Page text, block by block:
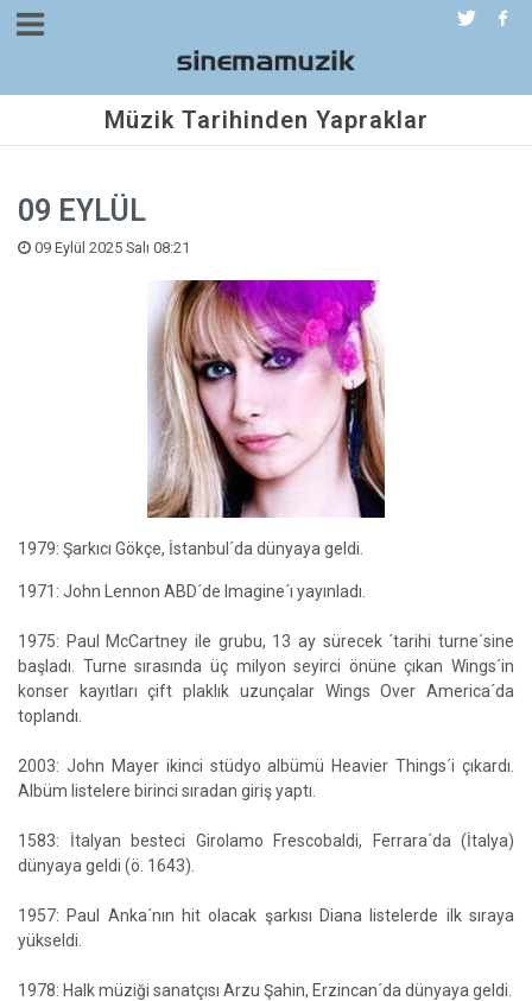
Müzik Tarihinden Yapraklar
09 EYLÜL
09 Eylül 2025 Salı 08:21
1979: Şarkıcı Gökçe, İstanbul´da dünyaya geldi.
1971: John Lennon ABD´de Imagine´ı yayınladı.
1975: Paul McCartney ile grubu, 13 ay sürecek ´tarihi turne´sine
başladı. Turne sırasında üç milyon seyirci önüne çıkan Wings´in
konser kayıtları çift plaklık uzunçalar Wings Over America´da
toplandı.
2003: John Mayer ikinci stüdyo albümü Heavier Things´i çıkardı.
Albüm listelere birinci sıradan giriş yaptı.
1583: İtalyan besteci Girolamo Frescobaldi, Ferrara´da (İtalya)
dünyaya geldi (ö. 1643).
1957: Paul Anka´nın hit olacak şarkısı Diana listelerde ilk sıraya
yükseldi.
1978: Halk müziği sanatçısı Arzu Şahin, Erzincan´da dünyaya geldi.